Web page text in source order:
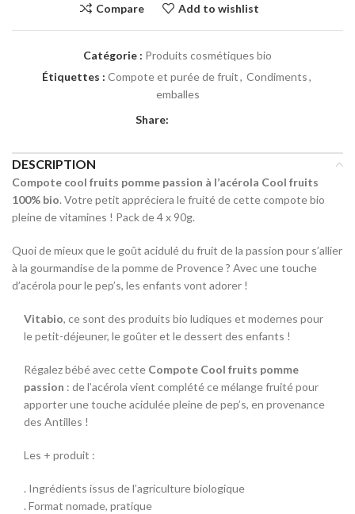
Compare Add to wishlist
Catégorie : Produits cosmétiques bio
Étiquettes : Compote et purée de fruit, Condiments,
emballes
Share:
DESCRIPTION
Compote cool fruits pomme passion à l’acérola Cool fruits
100% bio. Votre petit appréciera le fruité de cette compote bio
pleine de vitamines ! Pack de 4 x 90g.
Quoi de mieux que le goût acidulé du fruit de la passion pour s’allier
à la gourmandise de la pomme de Provence ? Avec une touche
d’acérola pour le pep’s, les enfants vont adorer !
Vitabio, ce sont des produits bio ludiques et modernes pour
le petit-déjeuner, le goûter et le dessert des enfants !
Régalez bébé avec cette Compote Cool fruits pomme
passion : de l’acérola vient complété ce mélange fruité pour
apporter une touche acidulée pleine de pep’s, en provenance
des Antilles !
Les + produit :
. Ingrédients issus de l’agriculture biologique
. Format nomade, pratique